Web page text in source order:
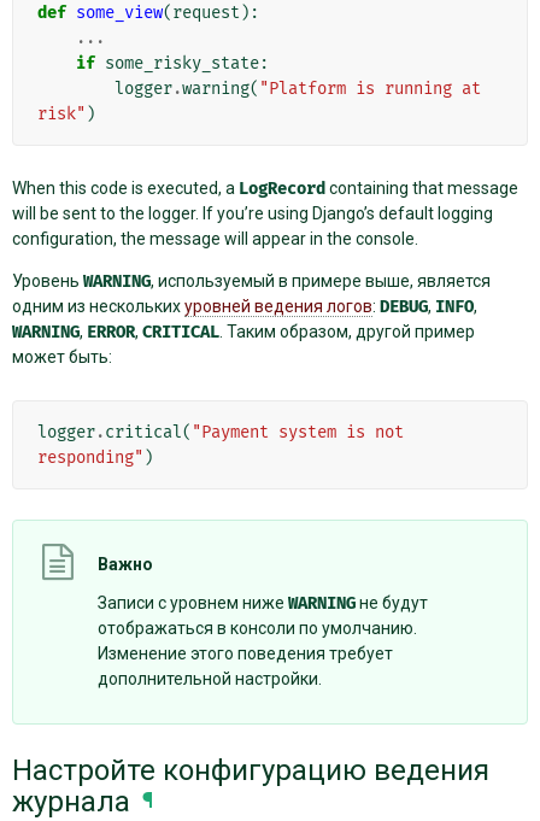
def some_view(request ):
...
if some_risky_state:
logger.warning( "Platform is running at
risk" )
When this code is executed, a LogRecord containing that message
will be sent to the logger. If you’re using Django’s default logging
configuration, the message will appear in the console.
Уровень WARNING, используемый в примере выше, является
одним из несколькихуровней ведения логов: DEBUG, INFO,
WARNING, ERROR, CRITICAL . Таким образом, другой пример
может быть:
logger.critical( "Payment system is not
responding" )
Важно
Записи с уровнем ниже WARNINGне будут
отображаться в консоли по умолчанию.
Изменение этого поведения требует
дополнительной настройки.
Настройте конфигурацию ведения
журнала ¶